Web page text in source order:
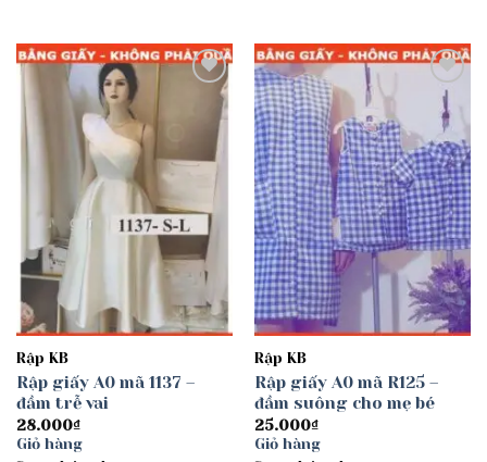
wishlist
Rập KB
Rập giấy A0 mã 1137 –
đầm trễ vai
28.000₫
Giỏ hàng
Add to
wishlist
Rập KB
Rập giấy A0 mã R125 –
đầm suông cho mẹ bé
25.000₫
Giỏ hàng